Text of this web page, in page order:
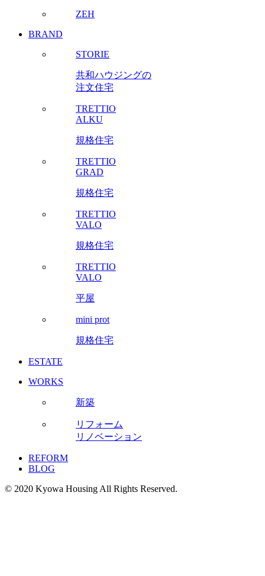
ZEH
BRAND
STORIE
共和ハウジングの
注文住宅
TRETTIO
ALKU
規格住宅
TRETTIO
GRAD
規格住宅
TRETTIO
VALO
規格住宅
TRETTIO
VALO
平屋
mini prot
規格住宅
ESTATE
WORKS
新築
リフォーム
リノベーション
REFORM
BLOG
© 2020 Kyowa Housing All Rights Reserved.